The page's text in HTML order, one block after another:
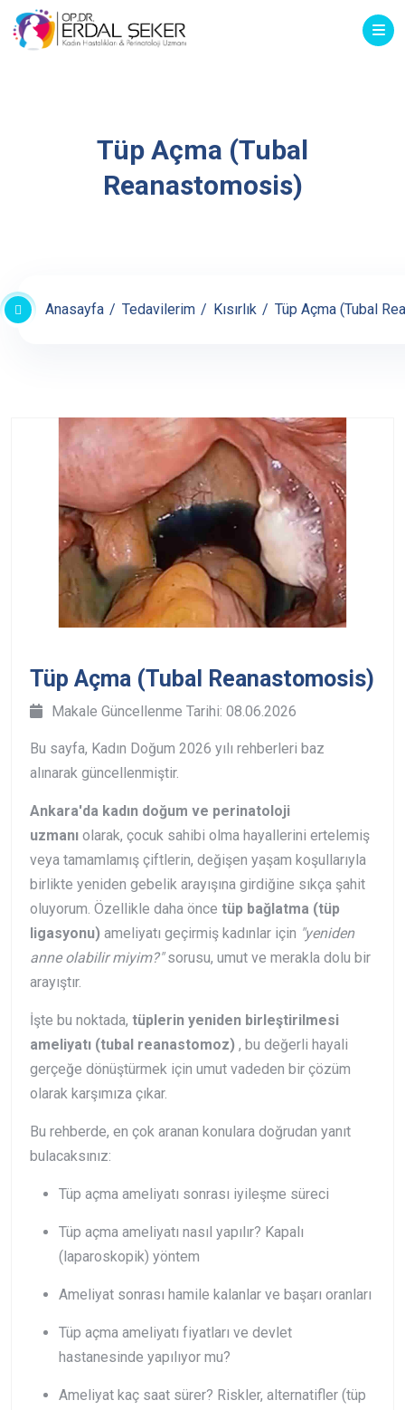
Tüp Açma (Tubal
Reanastomosis)
Anasayfa Tedavilerim Kısırlık Tüp Açma (Tubal
Tüp Açma (Tubal Reanastomosis)
Makale Güncellenme Tarihi: 08.06.2026
Bu sayfa, Kadın Doğum 2026 yılı rehberleri baz
alınarak güncellenmiştir.
Ankara'da kadın doğum ve perinatoloji
uzmanı olarak, çocuk sahibi olma hayallerini ertelemiş
veya tamamlamış çiftlerin, değişen yaşam koşullarıyla
birlikte yeniden gebelik arayışına girdiğine sıkça şahit
oluyorum. Özellikle daha önce tüp bağlatma (tüp
ligasyonu) ameliyatı geçirmiş kadınlar için "yeniden
anne olabilir miyim?"sorusu, umut ve merakla dolu bir
arayıştır.
İşte bu noktada, tüplerin yeniden birleştirilmesi
ameliyatı (tubal reanastomoz) , bu değerli hayali
gerçeğe dönüştürmek için umut vadeden bir çözüm
olarak karşımıza çıkar.
Bu rehberde, en çok aranan konulara doğrudan yanıt
bulacaksınız:
Tüp açma ameliyatı sonrası iyileşme süreci
Tüp açma ameliyatı nasıl yapılır? Kapalı
(laparoskopik) yöntem
Ameliyat sonrası hamile kalanlar ve başarı oranları
Tüp açma ameliyatı fiyatları ve devlet
hastanesinde yapılıyor mu?
Ameliyat kaç saat sürer? Riskler, alternatifler (tüp